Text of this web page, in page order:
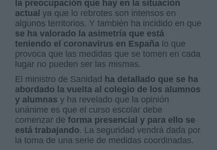
la preocupación que hay en la situación
actual ya que lo rebrotes son intensos en
algunos territorios. Y también ha incidido en que
se ha valorado la asimetría que está
teniendo el coronavirus en España lo que
provoca que las medidas que se tomen en cada
lugar no pueden ser las mismas.
El ministro de Sanidad ha detallado que se ha
abordado la vuelta al colegio de los alumnos
y alumnas y ha revelado que la opinión
unánime es que el curso escolar debe
comenzar deforma presencial y para ello se
está trabajando. La seguridad vendrá dada por
la toma de una serie de medidas coordinadas.